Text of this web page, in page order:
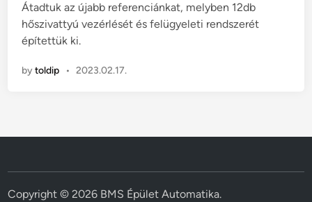
d
i
n
Átadtuk az újabb referenciánkat, melyben 12db
hőszivattyú vezérlését és felügyeleti rendszerét
építettük ki.
bytoldip • 2023.02.17.
Copyright © 2026 BMS Épület Automatika.